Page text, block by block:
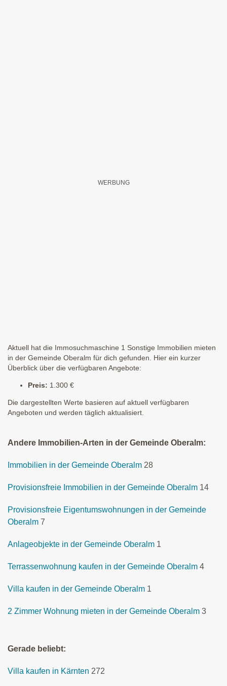
Aktuell hat die Immosuchmaschine 1 Sonstige Immobilien mieten
in der Gemeinde Oberalm für dich gefunden. Hier ein kurzer
Überblick über die verfügbaren Angebote:
Preis: 1.300 €
Die dargestellten Werte basieren auf aktuell verfügbaren
Angeboten und werden täglich aktualisiert.
Andere Immobilien-Arten in der Gemeinde Oberalm:
Immobilien in der Gemeinde Oberalm 28
Provisionsfreie Immobilien in der Gemeinde Oberalm 14
Provisionsfreie Eigentumswohnungen in der Gemeinde
Oberalm 7
Anlageobjekte in der Gemeinde Oberalm 1
Terrassenwohnung kaufen in der Gemeinde Oberalm 4
Villa kaufen in der Gemeinde Oberalm 1
2 Zimmer Wohnung mieten in der Gemeinde Oberalm 3
Gerade beliebt:
Villa kaufen in Kärnten 272